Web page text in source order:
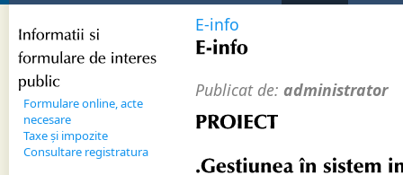
Informatii si
formulare de interes
public
Formulare online, acte
necesare
Taxe și impozite
Consultare registratura
E-info
E- info
Publicat de: administrator
PROIECT
Gestiunea î n sistem